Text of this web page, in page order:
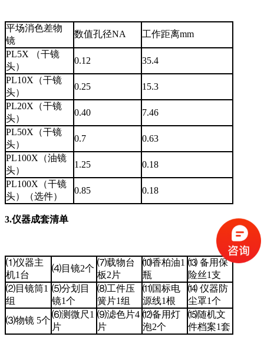
平场消色差物
镜
数值孔径NA
工作距离mm
PL5X （干镜
头）
0.12
35.4
PL10X（干镜
头）
0.25
15.3
PL20X（干镜
头）
0.40
7.46
PL50X（干镜
头）
0.7
0.63
PL100X（油镜
头）
1.25
0.18
PL100X（干镜
头）（选件）
0.85 0.18
3.仪器成套清单
⑴仪器主
机1台
⑷目镜2个
⑺载物台
板2片
⑽香柏油1
瓶
⒀ 备用保
险丝1支
⑵目镜筒1
组
⑸分划目
镜1个
⑻工件压
簧片1组
⑾国标电
源线1根
⒁ 仪器防
尘罩1个
⑶物镜 5个
⑹测微尺1
片
⑼滤色片4
片
⑿备用灯
泡2个
⒂随机文
件档案1套